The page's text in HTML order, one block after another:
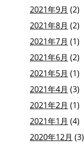
2021年9月 (2)
2021年8月 (2)
2021年7月 (1)
2021年6月 (2)
2021年5月 (1)
2021年4月 (3)
2021年2月 (1)
2021年1月 (4)
2020年12月 (3)